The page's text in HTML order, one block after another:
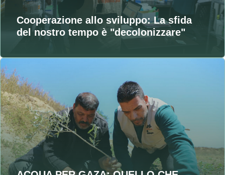
Cooperazione allo sviluppo: La sfida
del nostro tempo è "decolonizzare"